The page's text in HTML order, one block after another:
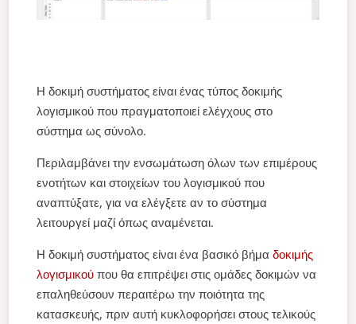
Η δοκιμή συστήματος είναι ένας τύπος δοκιμής
λογισμικού που πραγματοποιεί ελέγχους στο
σύστημα ως σύνολο.
Περιλαμβάνει την ενσωμάτωση όλων των επιμέρους
ενοτήτων και στοιχείων του λογισμικού που
αναπτύξατε, για να ελέγξετε αν το σύστημα
λειτουργεί μαζί όπως αναμένεται.
Η δοκιμή συστήματος είναι ένα βασικό βήμαδοκιμής
λογισμικού που θα επιτρέψει στις ομάδες δοκιμών να
επαληθεύσουν περαιτέρω την ποιότητα της
κατασκευής, πριν αυτή κυκλοφορήσει στους τελικούς